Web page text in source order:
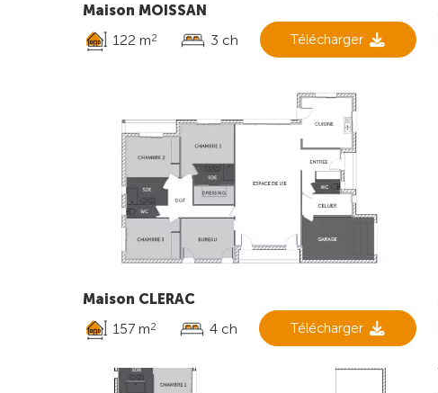
Maison MOISSAN
122 m2 3 ch Télécharger
Maison CLERAC
157 m2 4 ch Télécharger